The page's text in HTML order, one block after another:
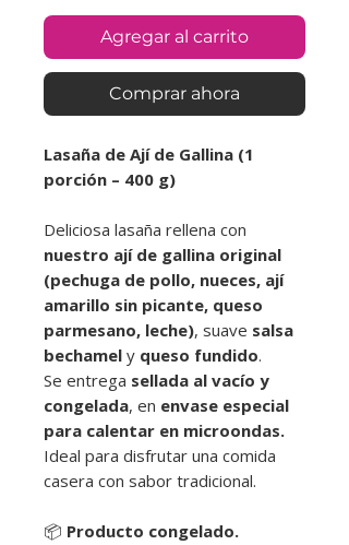
Agregar al carrito
Comprar ahora
Lasaña de Ají de Gallina (1
porción – 400 g)
Deliciosa lasaña rellena con
nuestro ají de gallina original
(pechuga de pollo, nueces, ají
amarillo sin picante, queso
parmesano, leche), suave salsa
bechamel y queso fundido.
Se entrega sellada al vacío y
congelada, en envase especial
para calentar en microondas.
Ideal para disfrutar una comida
casera con sabor tradicional.
📦 Producto congelado.